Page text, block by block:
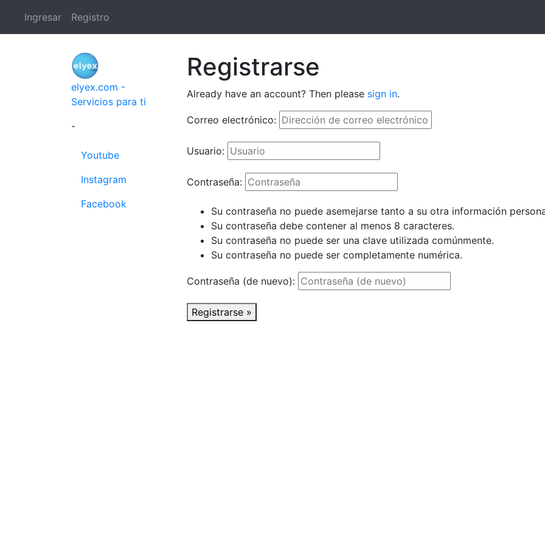
Ingresar Registro
elyex.com -
Servicios para ti
-
Youtube
Instagram
Facebook
Registrarse
Already have an account? Then please sign in.
Correo electrónico:
Usuario:
Contraseña:
Su contraseña no puede asemejarse tanto a su otra información
Su contraseña debe contener al menos 8 caracteres.
Su contraseña no puede ser una clave utilizada comúnmente.
Su contraseña no puede ser completamente numérica.
Contraseña (de nuevo):
Registrarse »